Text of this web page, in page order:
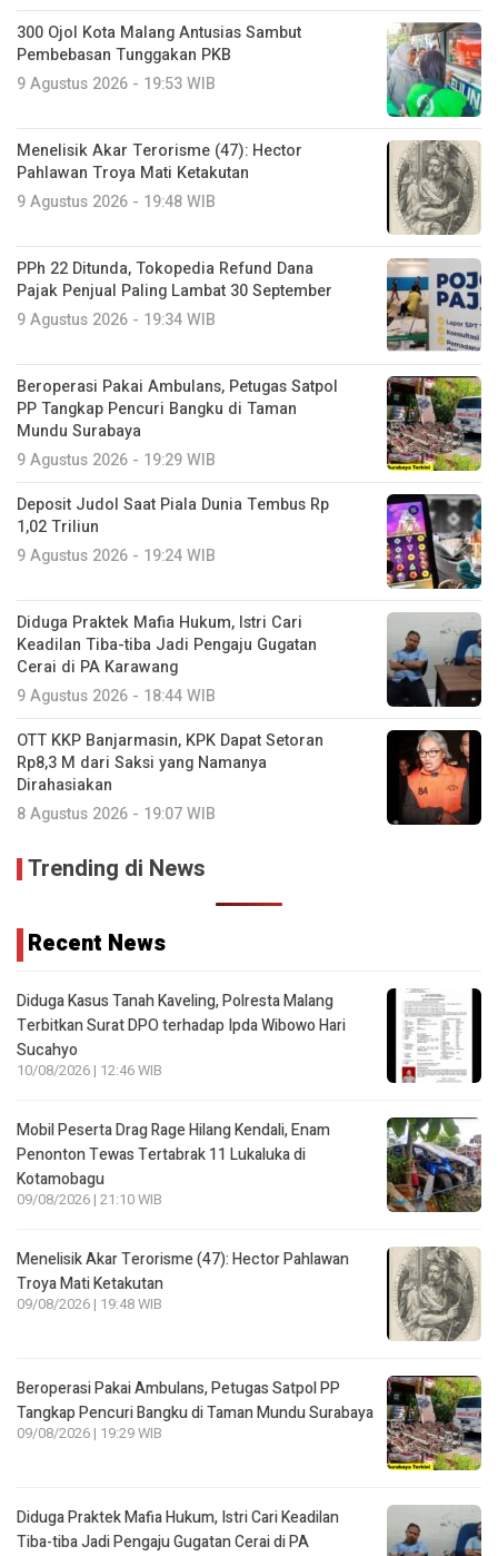
300 Ojol Kota Malang Antusias Sambut
Pembebasan Tunggakan PKB
9 Agustus 2026 - 19:53 WIB
Menelisik Akar Terorisme (47): Hector
Pahlawan Troya Mati Ketakutan
9 Agustus 2026 - 19:48 WIB
PPh 22 Ditunda, Tokopedia Refund Dana
Pajak Penjual Paling Lambat 30 September
9 Agustus 2026 - 19:34 WIB
Beroperasi Pakai Ambulans, Petugas Satpol
PP Tangkap Pencuri Bangku di Taman
Mundu Surabaya
9 Agustus 2026 - 19:29 WIB
Deposit Judol Saat Piala Dunia Tembus Rp
1,02 Triliun
9 Agustus 2026 - 19:24 WIB
Diduga Praktek Mafia Hukum, Istri Cari
Keadilan Tiba-tiba Jadi Pengaju Gugatan
Cerai di PA Karawang
9 Agustus 2026 - 18:44 WIB
OTT KKP Banjarmasin, KPK Dapat Setoran
Rp8,3 M dari Saksi yang Namanya
Dirahasiakan
8 Agustus 2026 - 19:07 WIB
Trending di News
Recent News
Diduga Kasus Tanah Kaveling, Polresta Malang
Terbitkan Surat DPO terhadap Ipda Wibowo Hari
Sucahyo
10/08/2026 | 12:46 WIB
Mobil Peserta Drag Rage Hilang Kendali, Enam
Penonton Tewas Tertabrak 11 Lukaluka di
Kotamobagu
09/08/2026 | 21:10 WIB
Menelisik Akar Terorisme (47): Hector Pahlawan
Troya Mati Ketakutan
09/08/2026 | 19:48 WIB
Beroperasi Pakai Ambulans, Petugas Satpol PP
Tangkap Pencuri Bangku di Taman Mundu Surabaya
09/08/2026 | 19:29 WIB
Diduga Praktek Mafia Hukum, Istri Cari Keadilan
Tiba-tiba Jadi Pengaju Gugatan Cerai di PA